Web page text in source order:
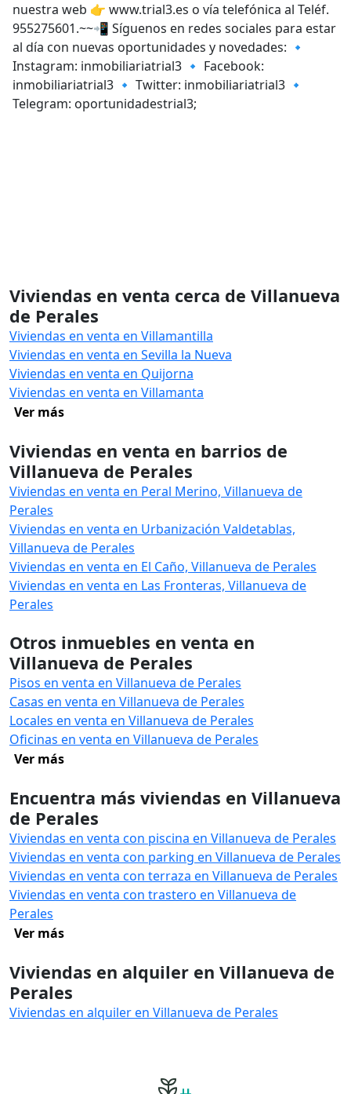
nuestra web 👉 www.trial3.es o vía telefónica al Teléf.
955275601.~~📲 Síguenos en redes sociales para estar
al día con nuevas oportunidades y novedades: 🔹
Instagram: inmobiliariatrial3 🔹 Facebook:
inmobiliariatrial3 🔹 Twitter: inmobiliariatrial3 🔹
Telegram: oportunidadestrial3;
Viviendas en venta cerca de Villanueva
de Perales
Viviendas en venta en Villamantilla
Viviendas en venta en Sevilla la Nueva
Viviendas en venta en Quijorna
Viviendas en venta en Villamanta
Ver más
Viviendas en venta en barrios de
Villanueva de Perales
Viviendas en venta en Peral Merino, Villanueva de
Perales
Viviendas en venta en Urbanización Valdetablas,
Villanueva de Perales
Viviendas en venta en El Caño, Villanueva de Perales
Viviendas en venta en Las Fronteras, Villanueva de
Perales
Otros inmuebles en venta en
Villanueva de Perales
Pisos en venta en Villanueva de Perales
Casas en venta en Villanueva de Perales
Locales en venta en Villanueva de Perales
Oficinas en venta en Villanueva de Perales
Ver más
Encuentra más viviendas en Villanueva
de Perales
Viviendas en venta con piscina en Villanueva de Perales
Viviendas en venta con parking en Villanueva de Perales
Viviendas en venta con terraza en Villanueva de Perales
Viviendas en venta con trastero en Villanueva de
Perales
Ver más
Viviendas en alquiler en Villanueva de
Perales
Viviendas en alquiler en Villanueva de Perales